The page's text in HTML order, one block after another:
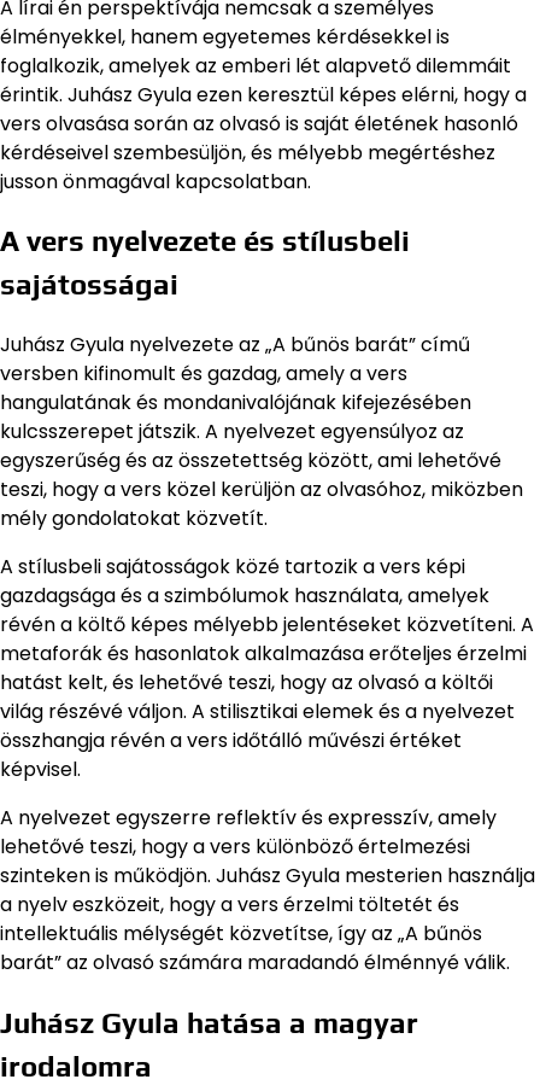
A lírai én perspektívája nemcsak a személyes
élményekkel, hanem egyetemes kérdésekkel is
foglalkozik, amelyek az emberi lét alapvető dilemmáit
érintik. Juhász Gyula ezen keresztül képes elérni, hogy a
vers olvasása során az olvasó is saját életének hasonló
kérdéseivel szembesüljön, és mélyebb megértéshez
jusson önmagával kapcsolatban.
A vers nyelvezete és stílusbeli
sajátosságai
Juhász Gyula nyelvezete az „A bűnös barát” című
versben kifinomult és gazdag, amely a vers
hangulatának és mondanivalójának kifejezésében
kulcsszerepet játszik. A nyelvezet egyensúlyoz az
egyszerűség és az összetettség között, ami lehetővé
teszi, hogy a vers közel kerüljön az olvasóhoz, miközben
mély gondolatokat közvetít.
A stílusbeli sajátosságok közé tartozik a vers képi
gazdagsága és a szimbólumok használata, amelyek
révén a költő képes mélyebb jelentéseket közvetíteni. A
metaforák és hasonlatok alkalmazása erőteljes érzelmi
hatást kelt, és lehetővé teszi, hogy az olvasó a költői
világ részévé váljon. A stilisztikai elemek és a nyelvezet
összhangja révén a vers időtálló művészi értéket
képvisel.
A nyelvezet egyszerre reflektív és expresszív, amely
lehetővé teszi, hogy a vers különböző értelmezési
szinteken is működjön. Juhász Gyula mesterien használja
a nyelv eszközeit, hogy a vers érzelmi töltetét és
intellektuális mélységét közvetítse, így az „A bűnös
barát” az olvasó számára maradandó élménnyé válik.
Juhász Gyula hatása a magyar
irodalomra